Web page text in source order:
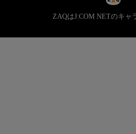
ZAQはJ:COM NETのキャ